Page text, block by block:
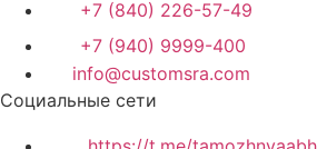
+7 (840) 226-57-49
+7 (940) 9999-400
info@customsra.com
Социальные сети